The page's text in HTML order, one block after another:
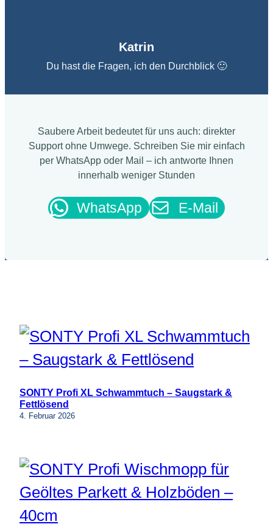
Katrin
Du hast die Fragen, ich den Durchblick 🙂
Saubere Arbeit bedeutet für uns auch: direkter
Support ohne Umwege. Schreiben Sie mir einfach
per WhatsApp oder Mail – ich antworte Ihnen
innerhalb weniger Stunden
WhatsApp E-Mail
SONTY Profi XL Schwammtuch – Saugstark &
Fettlösend
4. Februar 2026